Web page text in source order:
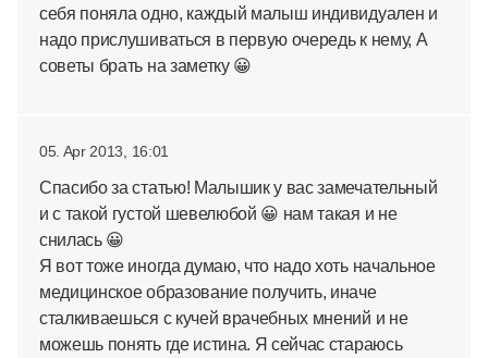
себя поняла одно, каждый малыш индивидуален и
надо прислушиваться в первую очередь к нему, А
советы брать на заметку 😀
05. Apr 2013, 16:01
Спасибо за статью! Малышик у вас замечательный
и с такой густой шевелюбой 😀 нам такая и не
снилась 😀
Я вот тоже иногда думаю, что надо хоть начальное
медицинское образование получить, иначе
сталкиваешься с кучей врачебных мнений и не
можешь понять где истина. Я сейчас стараюсь